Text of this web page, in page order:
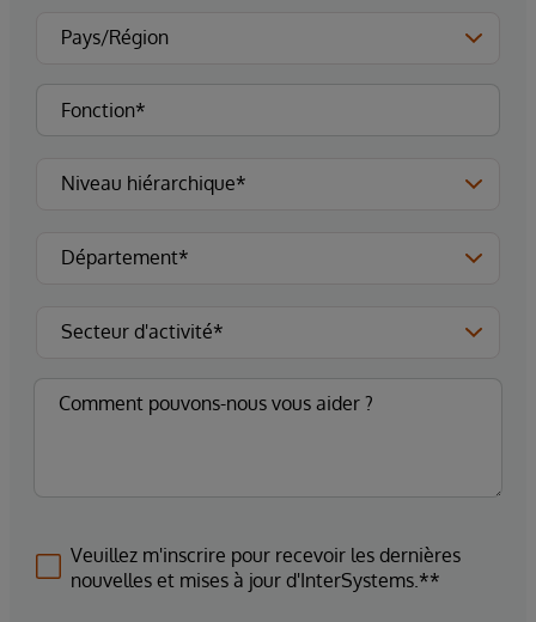
Veuillez m'inscrire pour recevoir les dernières
nouvelles et mises à jour d'InterSystems.**